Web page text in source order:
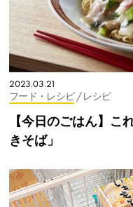
2023.03.21
フード・レシピ / レシピ
【今日のごはん】こ
きそば」